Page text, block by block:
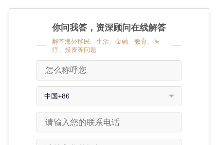
你问我答，资深顾问在线解答
解答海外移民、生活、金融、教育、医
疗、投资等问题
中国+86